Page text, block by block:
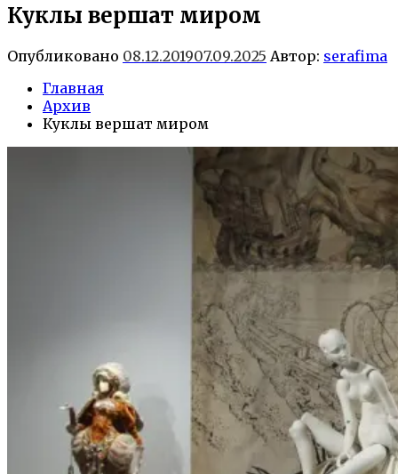
Куклы вершат миром
Опубликовано 08.12.201907.09.2025 Автор: serafima
Главная
Архив
Куклы вершат миром